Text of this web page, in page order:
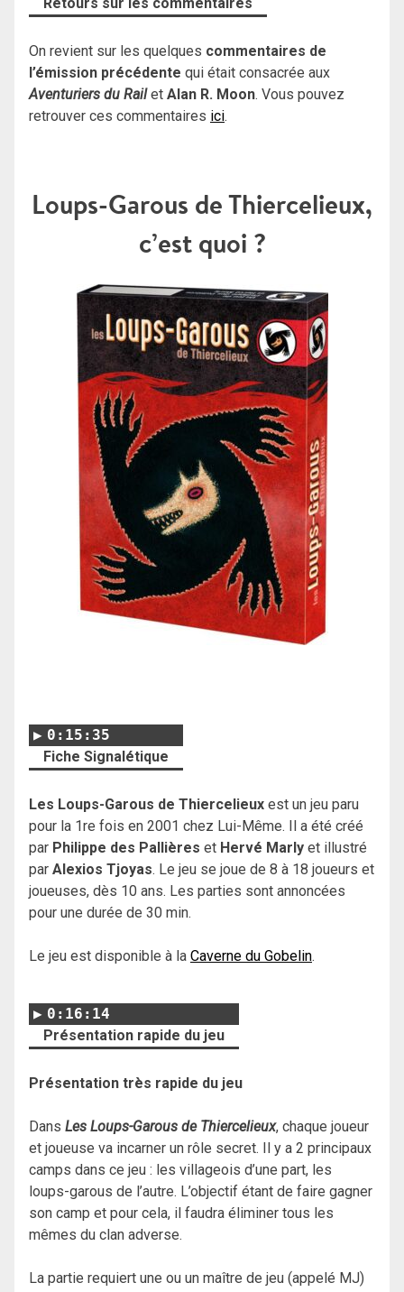
On revient sur les quelques commentaires de
l’émission précédente qui était consacrée aux
Aventuriers du Railet Alan R. Moon. Vous pouvez
retrouver ces commentaires ici.
Loups-Garous de Thiercelieux,
c’est quoi ?
0:15:35
Fiche Signalétique
Les Loups-Garous de Thiercelieux est un jeu paru
pour la 1re fois en 2001 chez Lui-Même. Il a été créé
par Philippe des Pallières et Hervé Marly et illustré
par Alexios Tjoyas. Le jeu se joue de 8 à 18 joueurs et
joueuses, dès 10 ans. Les parties sont annoncées
pour une durée de 30 min.
Le jeu est disponible à la Caverne du Gobelin.
0:16:14
Présentation rapide du jeu
Présentation très rapide du jeu
Dans Les Loups-Garous de Thiercelieux, chaque joueur
et joueuse va incarner un rôle secret. Il y a 2 principaux
camps dans ce jeu : les villageois d’une part, les
loups-garous de l’autre. L’objectif étant de faire gagner
son camp et pour cela, il faudra éliminer tous les
mêmes du clan adverse.
La partie requiert une ou un maître de jeu (appelé MJ)